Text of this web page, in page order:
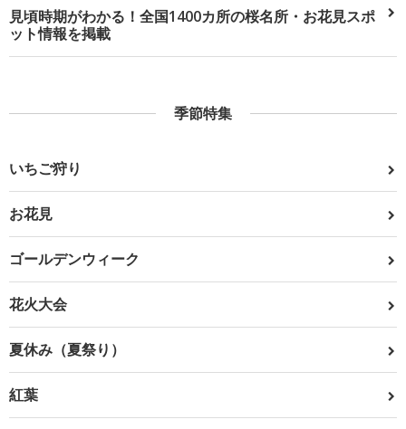
見頃時期がわかる！全国1400カ所の桜名所・お花見スポ
ット情報を掲載
季節特集
いちご狩り
お花見
ゴールデンウィーク
花火大会
夏休み（夏祭り）
紅葉